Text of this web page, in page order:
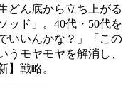
どん底から立ち上がる
ッド」。40代・50代を
いいんかな？」「この
うモヤモヤを解消し、
】戦略。